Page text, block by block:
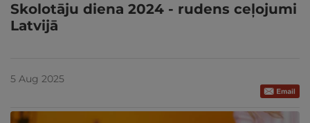
Skolotāju diena 2024 - rudens ceļojumi
Latvijā
5 Aug 2025